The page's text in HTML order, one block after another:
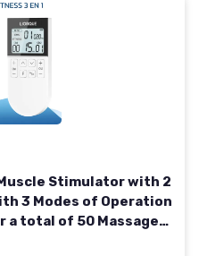
Stimulator with 2
3 Modes of Operation
a total of 50 Massage